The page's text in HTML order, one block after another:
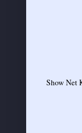
Show Net